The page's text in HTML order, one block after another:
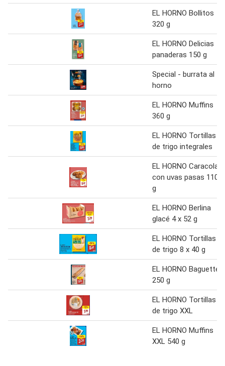
EL HORNO Bollitos
320 g
EL HORNO Delicias
panaderas 150 g
Special - burrata al
horno
EL HORNO Muffins
360 g
EL HORNO Tortillas
de trigo integrales
EL HORNO Caracola
con uvas pasas 110
g
EL HORNO Berlina
glacé 4 x 52 g
EL HORNO Tortillas
de trigo 8 x 40 g
EL HORNO Baguette
250 g
EL HORNO Tortillas
de trigo XXL
EL HORNO Muffins
XXL 540 g